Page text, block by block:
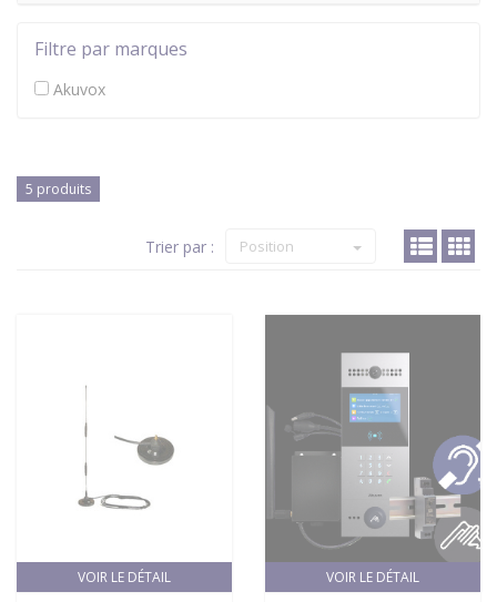
Filtre par marques
Akuvox
5 produits
Trier par : Position
VOIR LE DÉTAIL VOIR LE DÉTAIL